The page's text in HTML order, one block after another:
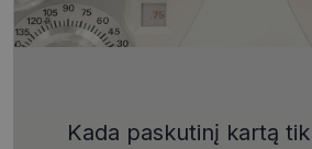
Kada paskutinį kartą
VISITOR_PRIVACY_METADATA